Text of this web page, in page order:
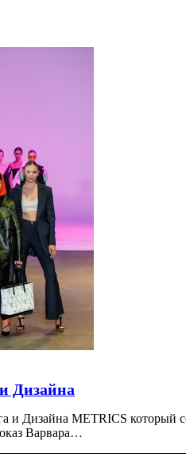
Дизайна
Дизайна METRICS который
Варвара…